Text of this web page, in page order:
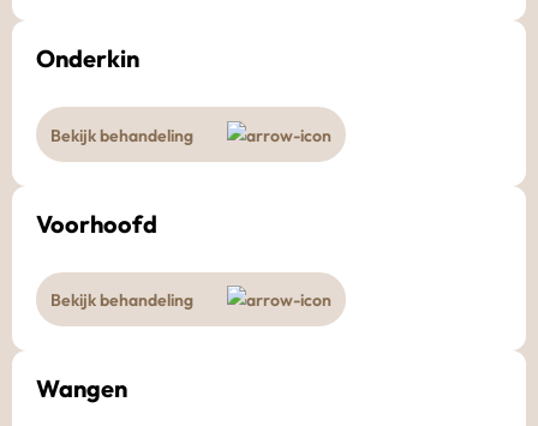
Onderkin
Bekijk behandeling
Voorhoofd
Bekijk behandeling
Wangen